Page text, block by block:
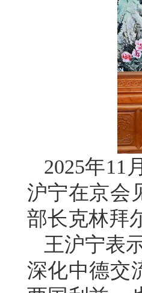
2025年11
沪宁在京会
部长克林拜
王沪宁表
深化中德交